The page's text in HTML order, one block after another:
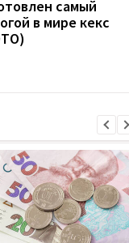
самый
в мире кекс